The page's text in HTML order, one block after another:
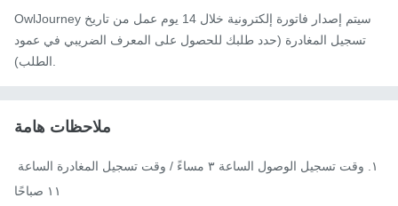
OwlJourney سيتم إصدار فاتورة إلكترونية خلال 14 يوم عمل من تاريخ
تسجيل المغادرة (حدد طلبك للحصول على المعرف الضريبي في عمود
ملاحظات هامة
١١ صباحًا